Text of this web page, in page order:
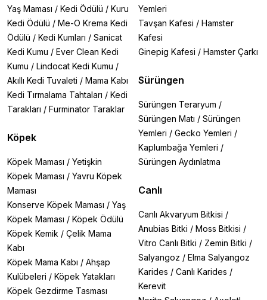
Yaş Maması / Kedi Ödülü / Kuru
Kedi Ödülü / Me-O Krema Kedi
Ödülü / Kedi Kumları / Sanicat
Kedi Kumu / Ever Clean Kedi
Kumu / Lindocat Kedi Kumu /
Akıllı Kedi Tuvaleti / Mama Kabı
Kedi Tırmalama Tahtaları / Kedi
Tarakları / Furminator Taraklar
Köpek
Köpek Maması / Yetişkin
Köpek Maması / Yavru Köpek
Maması
Konserve Köpek Maması / Yaş
Köpek Maması / Köpek Ödülü
Köpek Kemik / Çelik Mama
Kabı
Köpek Mama Kabı / Ahşap
Kulübeleri / Köpek Yatakları
Köpek Gezdirme Tasması
Yemleri
Tavşan Kafesi / Hamster
Kafesi
Ginepig Kafesi / Hamster Çarkı
Sürüngen
Sürüngen Teraryum /
Sürüngen Matı / Sürüngen
Yemleri / Gecko Yemleri /
Kaplumbağa Yemleri /
Sürüngen Aydınlatma
Canlı
Canlı Akvaryum Bitkisi /
Anubias Bitki / Moss Bitkisi /
Vitro Canlı Bitki / Zemin Bitki /
Salyangoz / Elma Salyangoz
Karides / Canlı Karides /
Kerevit